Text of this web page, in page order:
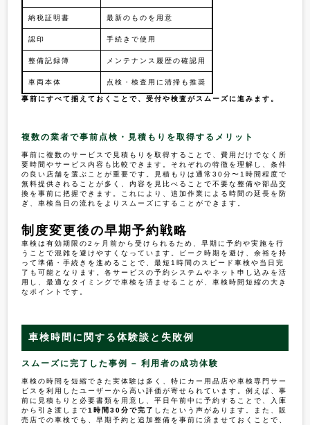
納税証明書 最新のものを用意
認印 手続きで使用
整備記録簿 メンテナンス履歴の確認用
車両本体 点検・検査用に清掃も推奨
事前にすべて揃えておくことで、受付や検査がスムーズに進みます。
複数の業者で事前点検・見積もりを取得するメリット
事前に複数のサービスで見積もりを取得することで、費用だけでなく所
要時間やサービス内容も比較できます。それぞれの特徴を理解し、条件
の良い店舗を選ぶことが重要です。見積もりは通常30分〜1時間程度で
無料提供されることが多く、内容を見比べることで不要な整備や部品交
換を事前に把握できます。これにより、追加作業による時間の延長を防
ぎ、車検当日の流れをよりスムーズにすることができます。
制度変更後の早期予約戦略
車検は有効期限の2ヶ月前から受けられるため、早期に予約や実施を行
うことで混雑を避けやすくなっています。ピーク時期を避け、余裕を持
って準備・手続きを進めることで、最短1時間のスピード車検や当日完
了も可能となります。各サービスの予約システムやネット申し込みを活
用し、最適なタイミングで車検を済ませることが、車検時間短縮の大き
なポイントです。
車検時間に関する体験談と失敗例
スムーズに完了した事例 – 利用者の成功体験
車検の時間を短縮できた実体験は多く、特にカー用品店や車検専門サー
ビスを利用したユーザーから高い評価が寄せられています。例えば、事
前に見積もりと必要書類を用意し、平日午前中に予約することで、入庫
から引き渡しまで1時間30分で完了 したという声があります。また、販
売店での車検でも、早期予約と追加整備を事前に済ませておくことで、